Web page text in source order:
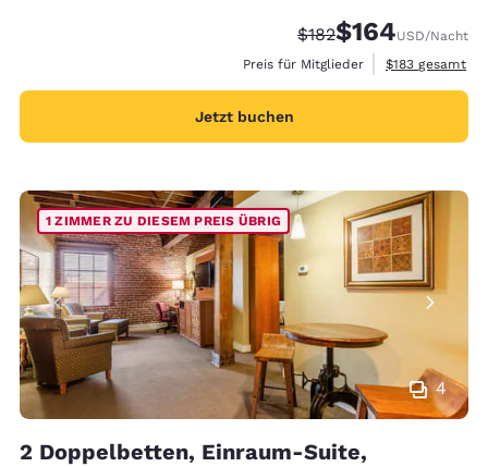
Durchgestrichener
$182Vergünstigter
$164USD/Nacht
Preis für Mitglieder
Geschätzte
$183 gesamt
Jetzt buchen
4
1 ZIMMER ZU DIESEM PREIS ÜBRIG
2 Doppelbetten, Einraum-Suite,